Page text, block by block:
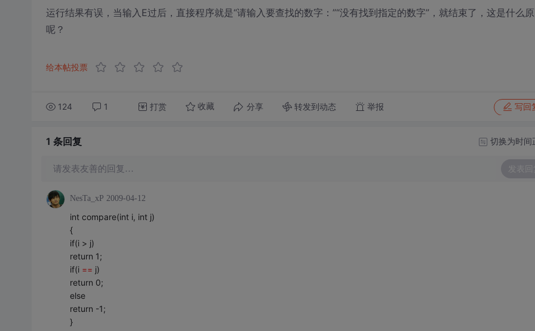
运行结果有误，当输入E过后，直接程序就是“请输入要查找的数字：”“没有找到指定的数字”，就结束了，这是什么
呢？
给本帖投票
124 1 打赏 收藏 分享 转发到动态 举报 写回
1 条回复 切换为时间
请发表友善的回复… 发表回
NesTa_xP 2009-04-12
int compare(int i, int j)
{
if(i > j)
return 1;
if(i == j)
return 0;
else
return -1;
}